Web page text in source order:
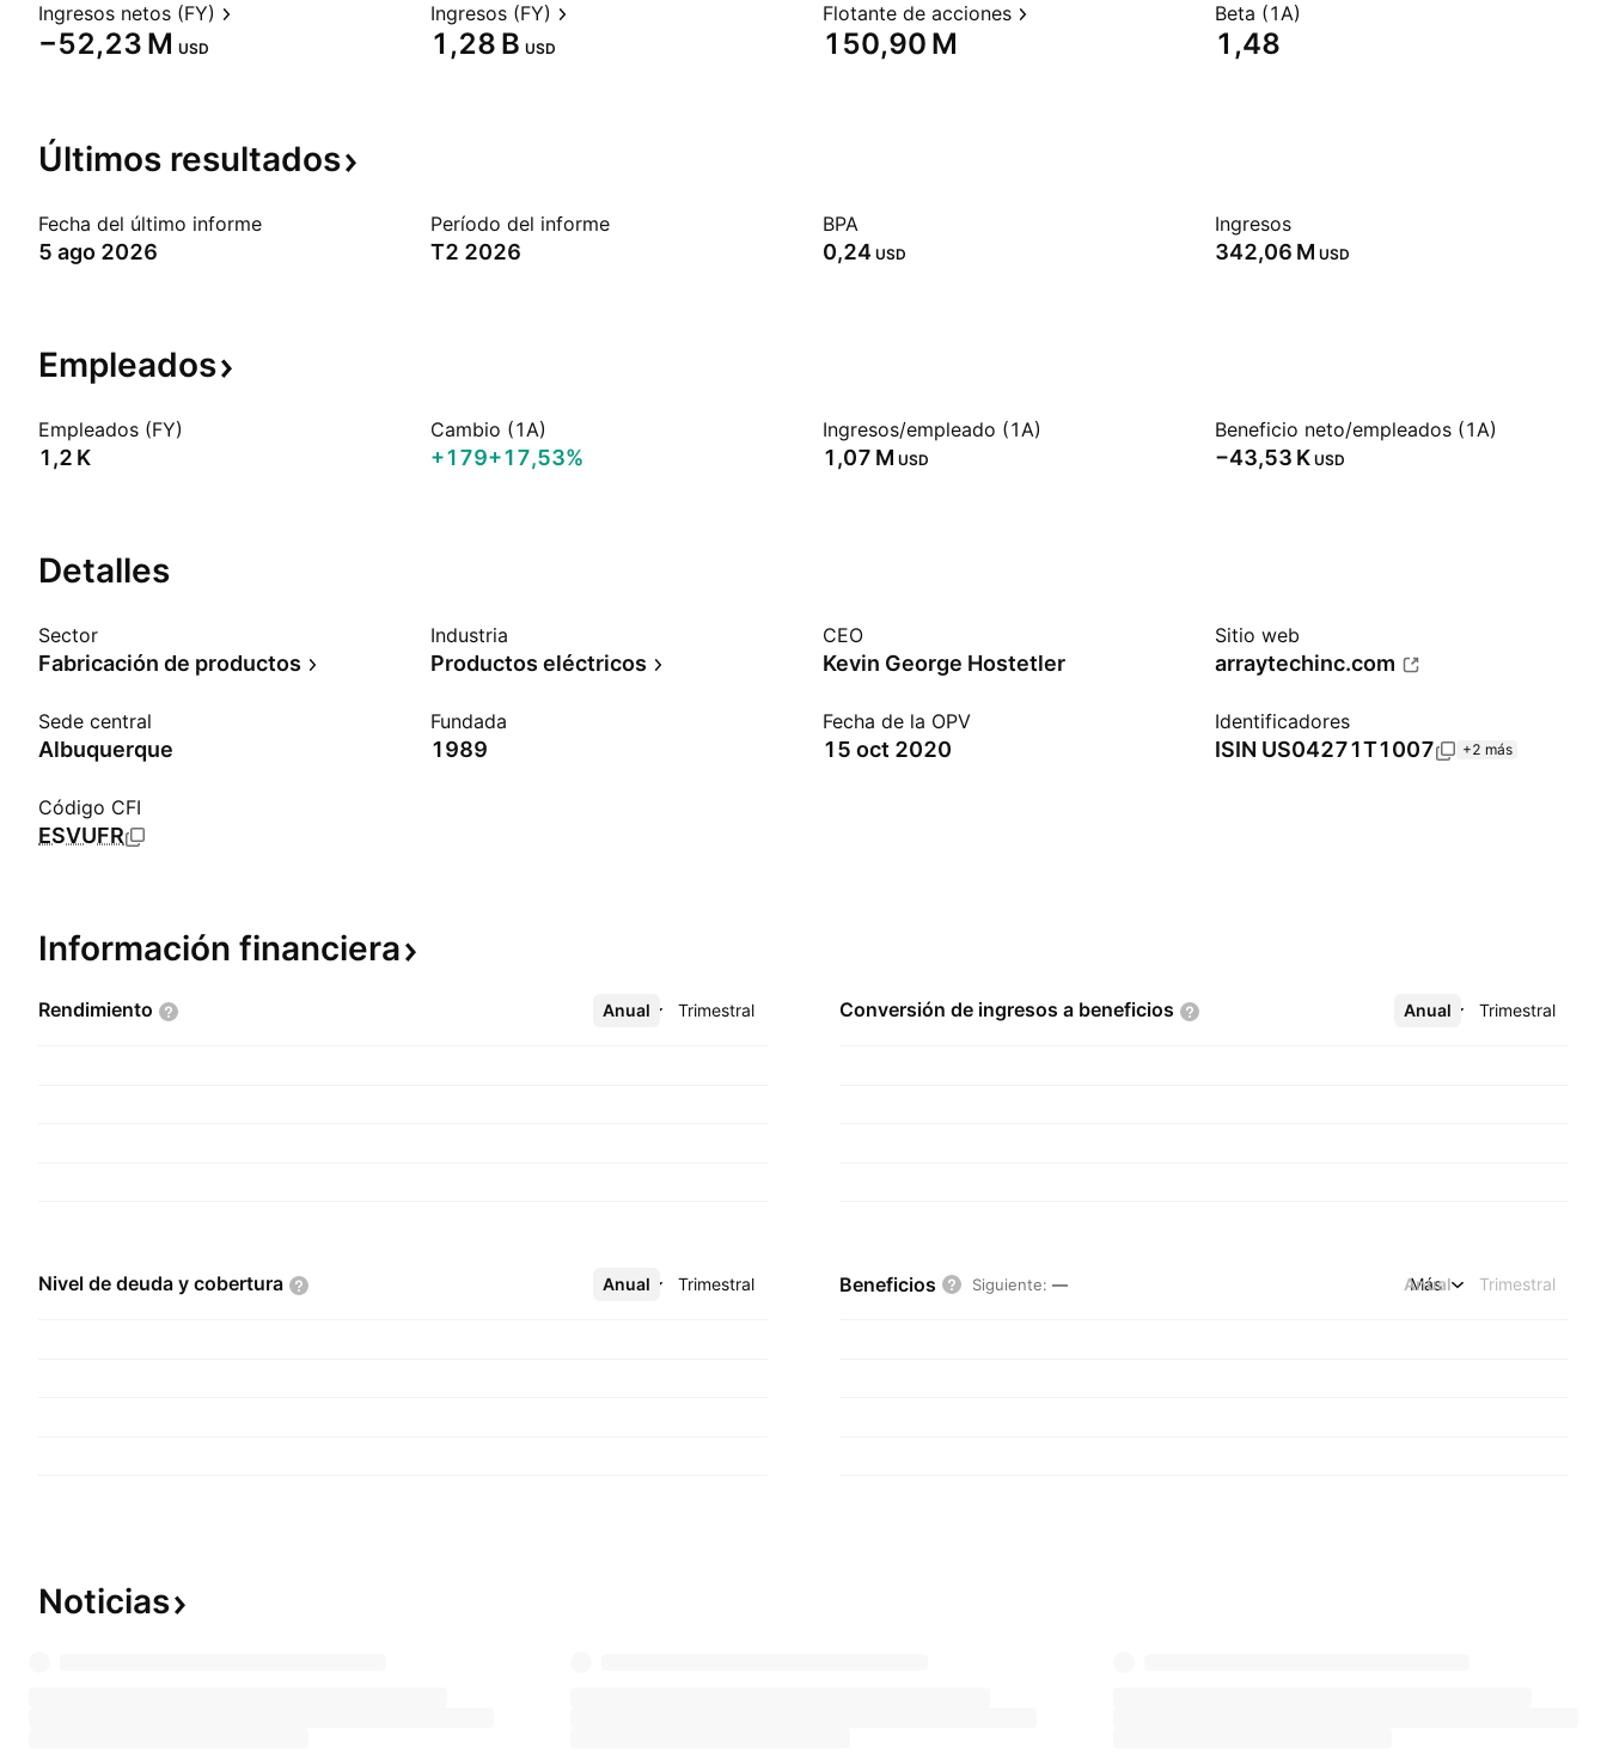
Ingresos netos (FY)
‪−52,23 M‬ USD
Ingresos (FY)
‪1,28 B‬ USD
Flotante de acciones
‪150,90 M‬
Beta (1A)
1,48
Últimos resultados
Fecha del último informe
5 ago 2026
Período del informe
T2 2026
BPA
0,24 USD
Ingresos
‪342,06 M‬ USD
Empleados
Empleados (FY)
‪1,2 K‬
Cambio (1A)
+179+17,53%
Ingresos/empleado (1A)
‪1,07 M‬ USD
Beneficio neto/empleados (1A)
‪−43,53 K‬ USD
Detalles
Sector
Fabricación de productos
Industria
Productos eléctricos
CEO
Kevin George Hostetler
Sitio web
arraytechinc.com
Sede central
Albuquerque
Fundada
1989
Fecha de la OPV
15 oct 2020
Identificadores
ISIN US04271T1007 +2 más
Código CFI
ESVUFR
Información financiera
Rendimiento Anual Trimestral
Más Conversión de ingresos a beneficios Anual Trimestral
Más
Nivel de deuda y cobertura Anual Trimestral
Más Beneficios Siguiente: — Anual Trimestral
Más
Noticias